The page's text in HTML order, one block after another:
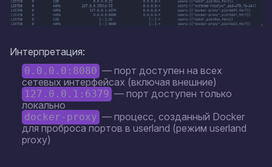
Интерпретация:
0.0.0.0:8080 — порт доступен на всех
сетевых интерфейсах (включая внешние)
127.0.0.1:6379 — порт доступен только
локально
docker-proxy — процесс, созданный Docker
для проброса портов в userland (режим userland
proxy)